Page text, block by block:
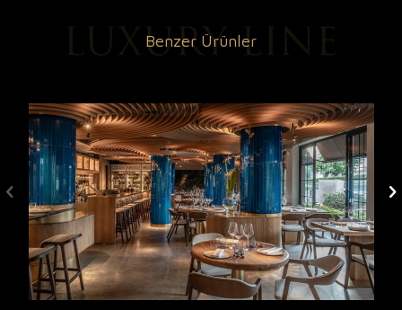
Benzer Ürünler